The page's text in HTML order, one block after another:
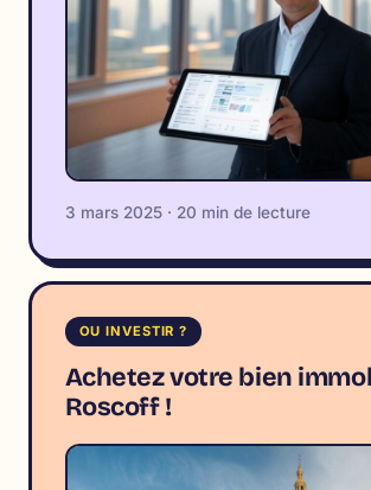
3 mars 2025 · 20 min de lecture
OU INVESTIR ?
Achetez votre bien
Roscoff !